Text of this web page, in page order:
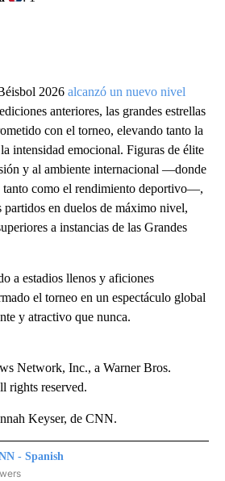
2026 alcanzó un nuevo nivel
anteriores, las grandes estrellas
con el torneo, elevando tanto la
intensidad emocional. Figuras de élite
y al ambiente internacional —donde
tanto como el rendimiento deportivo—,
en duelos de máximo nivel,
a instancias de las Grandes
a estadios llenos y aficiones
el torneo en un espectáculo global
y atractivo que nunca.
Network, Inc., a Warner Bros.
rights reserved.
Keyser, de CNN.
- Spanish
- SPANISH" TO RECEIVE NOTIFICATIONS ABOUT